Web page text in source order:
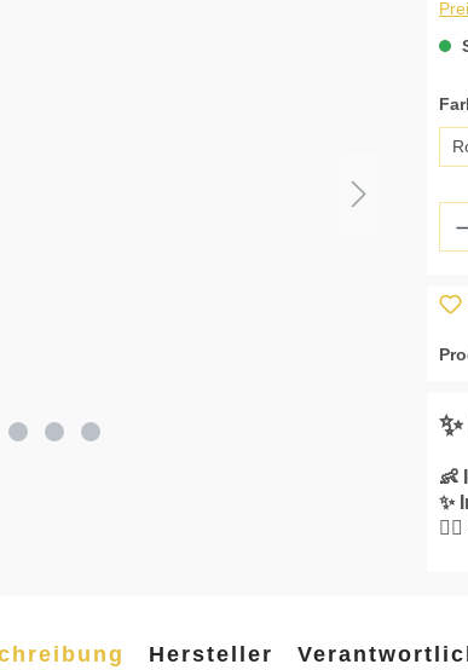
👶
✨
Hersteller